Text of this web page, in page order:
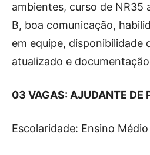
ambientes, curso de NR35
B, boa comunicação,
em equipe, disponibilidade
atualizado e
03 VAGAS: AJUDANTE DE
Escolaridade: Ensino